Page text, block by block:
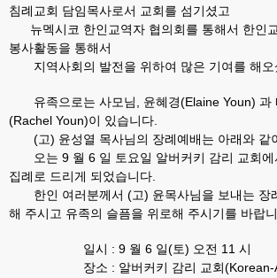
침례교회 담임목사로서 교회를 섬기셨고
뉴멕시코 한인교역자 협의회를 통해서 한인
봉사활동을 통해서
지역사회의 발전을 위하여 많은 기여를 해오
유족으로는 사모님, 윤혜경(Elaine Youn) 과
(Rachel Youn)이 있습니다.
(고) 윤성열 목사님의 장례예배는 아래와 같
오는 9 월 6 일 토요일 알버커키 감리 교회에
집례로 드리게 되었습니다.
한인 여러분께서 (고) 윤목사님을 보내는 장
해 주시고 유족의 슬픔을 위로해 주시기를 바랍니
일시 : 9 월 6 일(토) 오전 11 시
장소 : 알버커키 감리 교회(Korean-